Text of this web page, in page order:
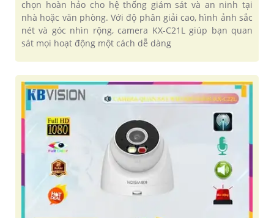
chọn hoàn hảo cho hệ thống giám sát và an ninh tại
nhà hoặc văn phòng. Với độ phân giải cao, hình ảnh sắc
nét và góc nhìn rộng, camera KX-C21L giúp bạn quan
sát mọi hoạt động một cách dễ dàng